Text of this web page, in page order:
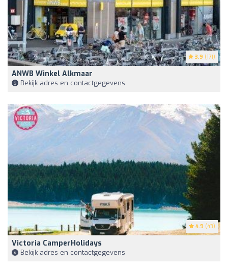
3.9 (171)
ANWB Winkel Alkmaar
Bekijk adres en contactgegevens
4.9 (43)
Victoria CamperHolidays
Bekijk adres en contactgegevens